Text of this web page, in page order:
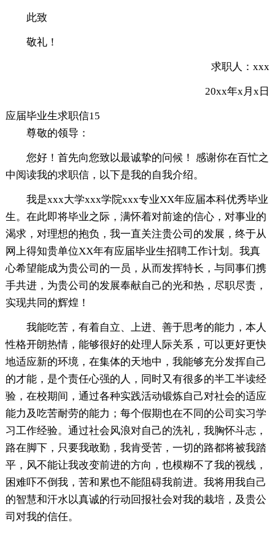
此致
敬礼！
求职人：xxx
20xx年x月x日
应届毕业生求职信15
尊敬的领导：
您好！首先向您致以最诚挚的问候！ 感谢你在百忙之
中阅读我的求职信，以下是我的自我介绍。
我是xxx大学xxx学院xxx专业XX年应届本科优秀毕业
生。在此即将毕业之际，满怀着对前途的信心，对事业的
渴求，对理想的抱负，我一直关注贵公司的发展，终于从
网上得知贵单位XX年有应届毕业生招聘工作计划。我真
心希望能成为贵公司的一员，从而发挥特长，与同事们携
手共进，为贵公司的发展奉献自己的光和热，尽职尽责，
实现共同的辉煌！
我能吃苦，有着自立、上进、善于思考的能力，本人
性格开朗热情，能够很好的处理人际关系，可以更好更快
地适应新的环境，在集体的天地中，我能够充分发挥自己
的才能，是个责任心强的人，同时又有很多的半工半读经
验，在校期间，通过各种实践活动锻炼自己对社会的适应
能力及吃苦耐劳的能力；每个假期也在不同的公司实习学
习工作经验。通过社会风浪对自己的洗礼，我胸怀斗志，
路在脚下，只要我敢勤，我肯受苦，一切的路都将被我踏
平，风不能让我改变前进的方向，也模糊不了我的视线，
困难吓不倒我，苦和累也不能阻碍我前进。我将用我自己
的智慧和汗水以真诚的行动回报社会对我的栽培，及贵公
司对我的信任。